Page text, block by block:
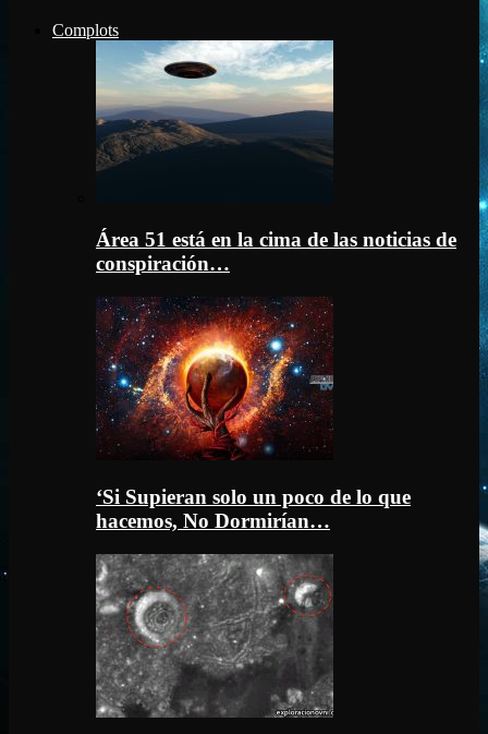
Complots
Área 51 está en la cima de las noticias de
conspiración…
‘Si Supieran solo un poco de lo que
hacemos, No Dormirían…